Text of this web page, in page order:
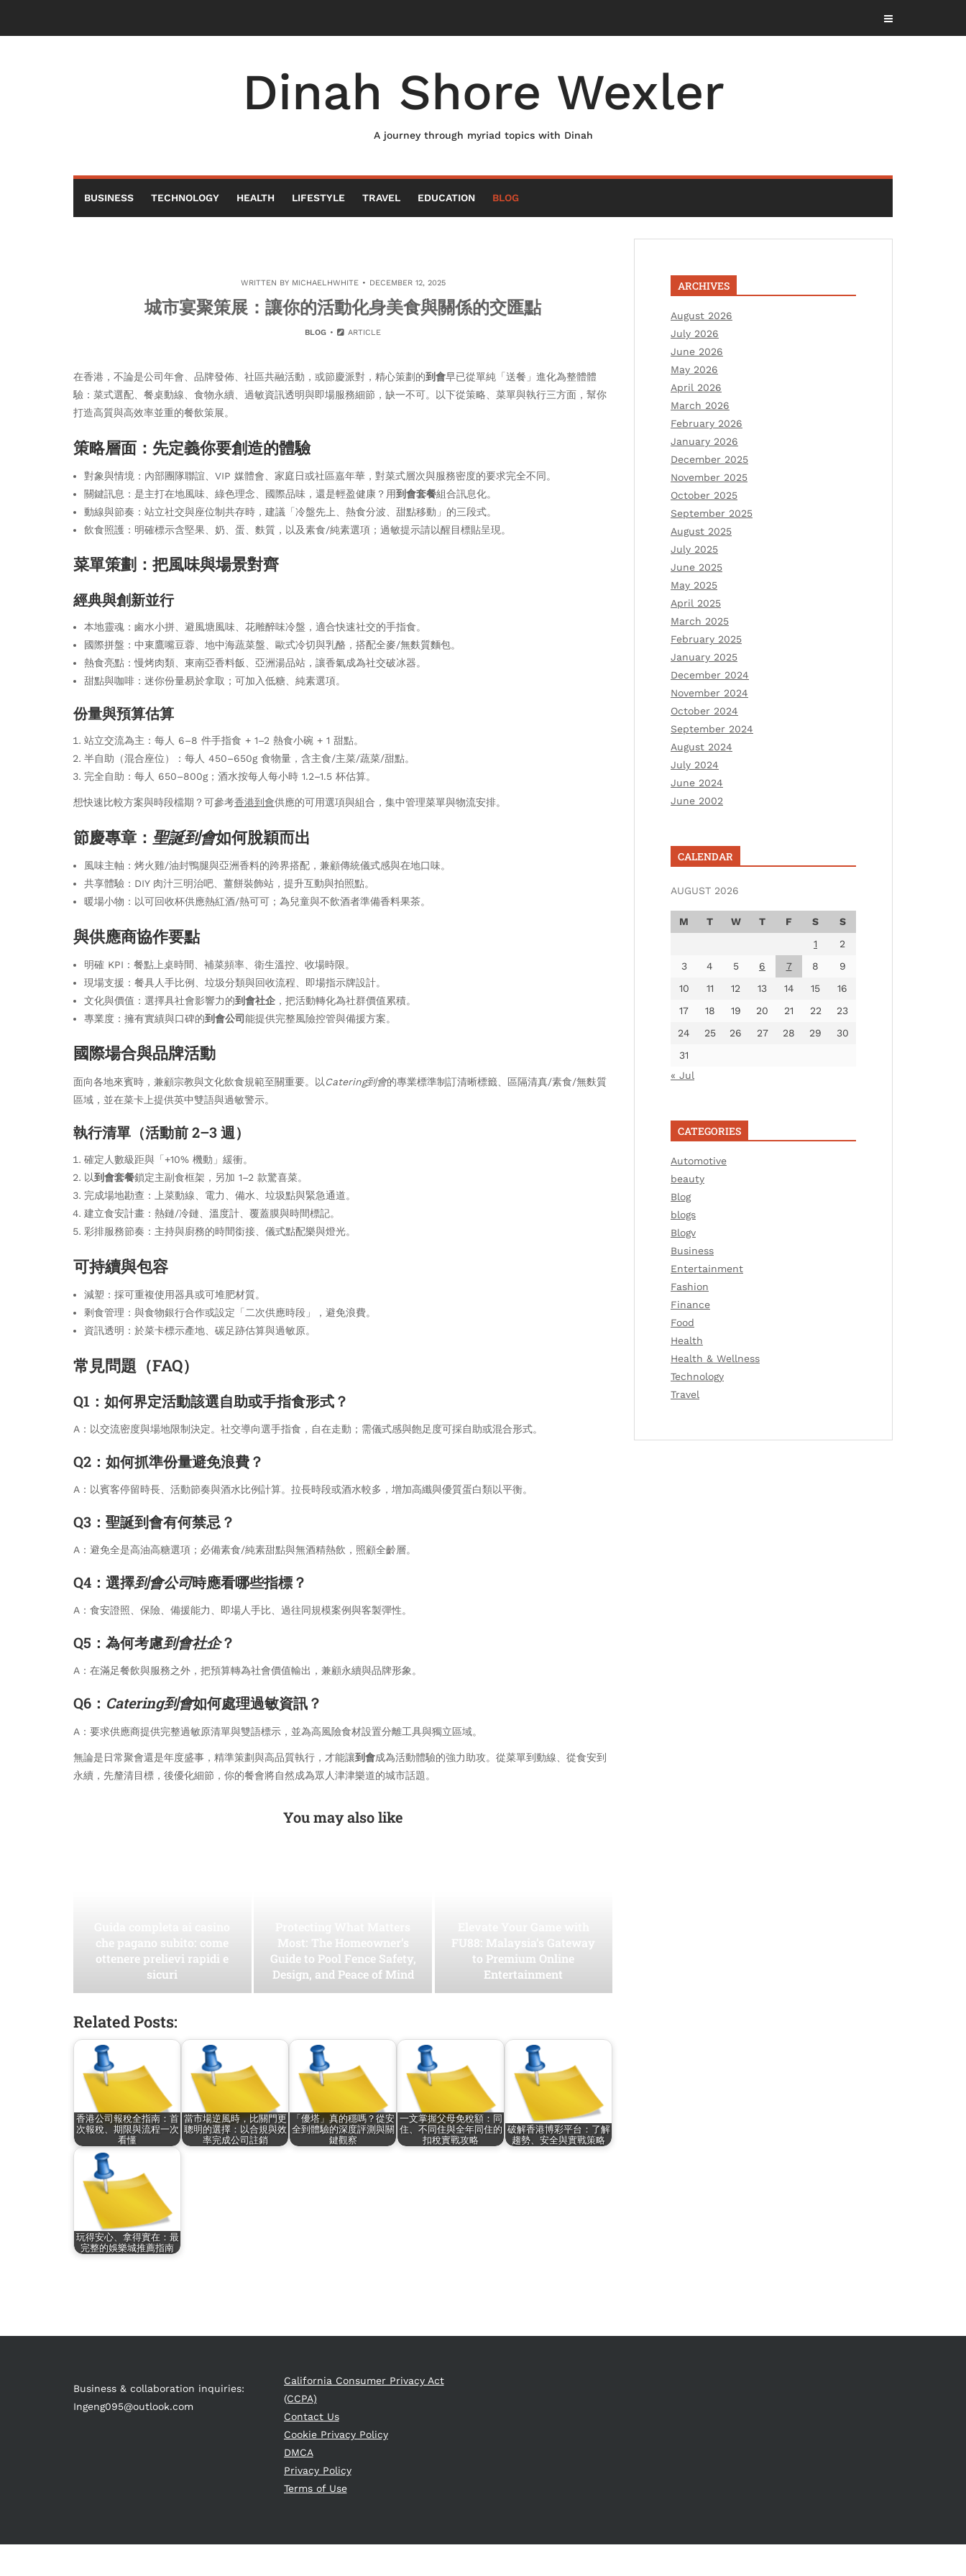
content
Dinah Shore Wexler
A journey through myriad topics with Dinah
BUSINESS TECHNOLOGY HEALTH LIFESTYLE TRAVEL EDUCATION BLOG
WRITTEN BY MICHAELHWHITE DECEMBER 12, 2025
城市宴聚策展：讓你的活動化身美食與關係的交匯點
BLOG ARTICLE
在香港，不論是公司年會、品牌發佈、社區共融活動，或節慶派對，精心策劃的到會早已從單純「送餐」進化為整體體
驗：菜式選配、餐桌動線、食物永續、過敏資訊透明與即場服務細節，缺一不可。以下從策略、菜單與執行三方面，幫你
打造高質與高效率並重的餐飲策展。
策略層面：先定義你要創造的體驗
對象與情境：內部團隊聯誼、VIP 媒體會、家庭日或社區嘉年華，對菜式層次與服務密度的要求完全不同。
關鍵訊息：是主打在地風味、綠色理念、國際品味，還是輕盈健康？用到會套餐組合訊息化。
動線與節奏：站立社交與座位制共存時，建議「冷盤先上、熱食分波、甜點移動」的三段式。
飲食照護：明確標示含堅果、奶、蛋、麩質，以及素食/純素選項；過敏提示請以醒目標貼呈現。
菜單策劃：把風味與場景對齊
經典與創新並行
本地靈魂：鹵水小拼、避風塘風味、花雕醉味冷盤，適合快速社交的手指食。
國際拼盤：中東鷹嘴豆蓉、地中海蔬菜盤、歐式冷切與乳酪，搭配全麥/無麩質麵包。
熱食亮點：慢烤肉類、東南亞香料飯、亞洲湯品站，讓香氣成為社交破冰器。
甜點與咖啡：迷你份量易於拿取；可加入低糖、純素選項。
份量與預算估算
站立交流為主：每人 6–8 件手指食 + 1–2 熱食小碗 + 1 甜點。
半自助（混合座位）：每人 450–650g 食物量，含主食/主菜/蔬菜/甜點。
完全自助：每人 650–800g；酒水按每人每小時 1.2–1.5 杯估算。
想快速比較方案與時段檔期？可參考香港到會供應的可用選項與組合，集中管理菜單與物流安排。
節慶專章： 聖誕到會如何脫穎而出
風味主軸：烤火雞/油封鴨腿與亞洲香料的跨界搭配，兼顧傳統儀式感與在地口味。
共享體驗：DIY 肉汁三明治吧、薑餅裝飾站，提升互動與拍照點。
暖場小物：以可回收杯供應熱紅酒/熱可可；為兒童與不飲酒者準備香料果茶。
與供應商協作要點
明確 KPI：餐點上桌時間、補菜頻率、衛生溫控、收場時限。
現場支援：餐具人手比例、垃圾分類與回收流程、即場指示牌設計。
文化與價值：選擇具社會影響力的到會社企 ，把活動轉化為社群價值累積。
專業度：擁有實績與口碑的到會公司能提供完整風險控管與備援方案。
國際場合與品牌活動
面向各地來賓時，兼顧宗教與文化飲食規範至關重要。以Catering到會的專業標準制訂清晰標籤、區隔清真/素食/無麩質
區域，並在菜卡上提供英中雙語與過敏警示。
執行清單（活動前 2–3 週）
確定人數級距與「+10% 機動」緩衝。
以到會套餐鎖定主副食框架，另加 1–2 款驚喜菜。
完成場地勘查：上菜動線、電力、備水、垃圾點與緊急通道。
建立食安計畫：熱鏈/冷鏈、溫度計、覆蓋膜與時間標記。
彩排服務節奏：主持與廚務的時間銜接、儀式點配樂與燈光。
可持續與包容
減塑：採可重複使用器具或可堆肥材質。
剩食管理：與食物銀行合作或設定「二次供應時段」，避免浪費。
資訊透明：於菜卡標示產地、碳足跡估算與過敏原。
常見問題（FAQ）
Q1：如何界定活動該選自助或手指食形式？
A：以交流密度與場地限制決定。社交導向選手指食，自在走動；需儀式感與飽足度可採自助或混合形式。
Q2：如何抓準份量避免浪費？
A：以賓客停留時長、活動節奏與酒水比例計算。拉長時段或酒水較多，增加高纖與優質蛋白類以平衡。
Q3： 聖誕到會有何禁忌？
A：避免全是高油高糖選項；必備素食/純素甜點與無酒精熱飲，照顧全齡層。
Q4：選擇到會公司時應看哪些指標？
A：食安證照、保險、備援能力、即場人手比、過往同規模案例與客製彈性。
Q5：為何考慮到會社企？
A：在滿足餐飲與服務之外，把預算轉為社會價值輸出，兼顧永續與品牌形象。
Q6： Catering到會如何處理過敏資訊？
A：要求供應商提供完整過敏原清單與雙語標示，並為高風險食材設置分離工具與獨立區域。
無論是日常聚會還是年度盛事，精準策劃與高品質執行，才能讓到會成為活動體驗的強力助攻。從菜單到動線、從食安到
永續，先釐清目標，後優化細節，你的餐會將自然成為眾人津津樂道的城市話題。
You may also like
che pagano subito: come
ottenere prelievi rapidi e
sicuri
Most: The Homeowner’s
Guide to Pool Fence Safety,
Design, and Peace of Mind
FU88: Malaysia’s Gateway
to Premium Online
Entertainment
Related Posts:
香港公司報稅全指南：首
次報稅、期限與流程一次
看懂
當市場逆風時，比關門更
聰明的選擇：以合規與效
率完成公司註銷
「優塔」真的穩嗎？從安
全到體驗的深度評測與關
鍵觀察
一文掌握父母免稅額：同
住、不同住與全年同住的
扣稅實戰攻略
破解香港博彩平台：了解
趨勢、安全與實戰策略
玩得安心、拿得實在：最
完整的娛樂城推薦指南
ARCHIVES
August 2026
July 2026
June 2026
May 2026
April 2026
March 2026
February 2026
January 2026
December 2025
November 2025
October 2025
September 2025
August 2025
July 2025
June 2025
May 2025
April 2025
March 2025
February 2025
January 2025
December 2024
November 2024
October 2024
September 2024
August 2024
July 2024
June 2024
June 2002
CALENDAR
AUGUST 2026
M T W T F S
S
1
2
3
4 5 6 7 8
9
10
11 12 13 14 15
16
17
18 19 20 21 22
23
24
25 26 27 28 29
30
31
« Jul
CATEGORIES
Automotive
beauty
Blog
blogs
Blogv
Business
Entertainment
Fashion
Finance
Food
Health
Health & Wellness
Technology
Travel
Business & collaboration inquiries:
Ingeng095@outlook.com
California Consumer Privacy Act
(CCPA)
Contact Us
Cookie Privacy Policy
DMCA
Privacy Policy
Terms of Use